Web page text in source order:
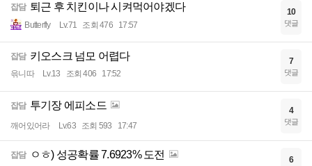
잡담 퇴근 후 치킨이나 시켜먹어야겠다
Butterfly Lv.71 조회 476 17:57
10
댓글
잡담 키오스크 넘모 어렵다
윾니따 Lv.13 조회 406 17:52
7
댓글
잡담 투기장 에피소드
깨어있어라 Lv.63 조회 593 17:47
4
댓글
잡담 ㅇㅎ) 성공확률 7.6923% 도전 6